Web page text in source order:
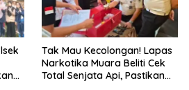
Tak Mau Kecolongan! Lapas
Narkotika Muara Beliti Cek
Total Senjata Api, Pastikan